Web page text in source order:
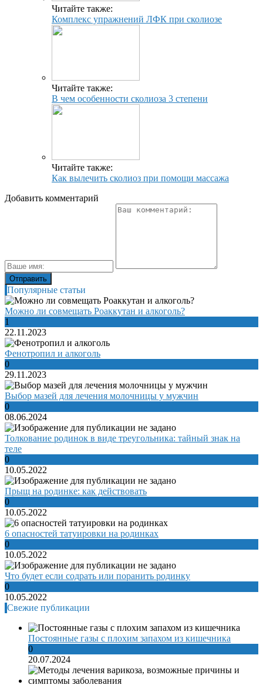
Читайте также:
Комплекс упражнений ЛФК при сколиозе
Читайте также:
В чем особенности сколиоза 3 степени
Читайте также:
Как вылечить сколиоз при помощи массажа
Добавить комментарий
Популярные статьи
Можно ли совмещать Роаккутан и алкоголь?
1
22.11.2023
Фенотропил и алкоголь
0
29.11.2023
Выбор мазей для лечения молочницы у мужчин
0
08.06.2024
Толкование родинок в виде треугольника: тайный знак на
теле
0
10.05.2022
Прыщ на родинке: как действовать
0
10.05.2022
6 опасностей татуировки на родинках
0
10.05.2022
Что будет если содрать или поранить родинку
0
10.05.2022
Свежие публикации
Постоянные газы с плохим запахом из кишечника
0
20.07.2024